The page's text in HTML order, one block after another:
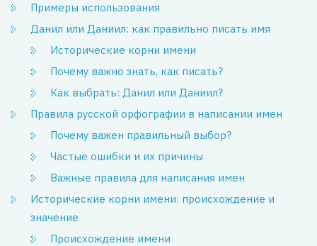
Примеры использования
Данил или Даниил: как правильно писать имя
Исторические корни имени
Почему важно знать, как писать?
Как выбрать: Данил или Даниил?
Правила русской орфографии в написании имен
Почему важен правильный выбор?
Частые ошибки и их причины
Важные правила для написания имен
Исторические корни имени: происхождение и
значение
Происхождение имени